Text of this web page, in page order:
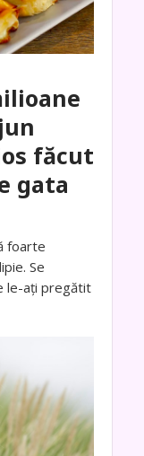
făcut
gata
foarte
Se
le-ați pregătit